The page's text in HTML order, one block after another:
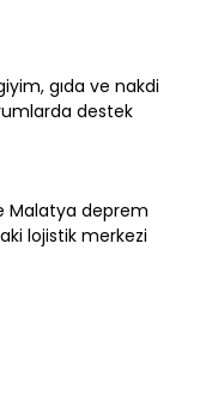
gıda ve nakdi
destek
Malatya deprem
lojistik merkezi